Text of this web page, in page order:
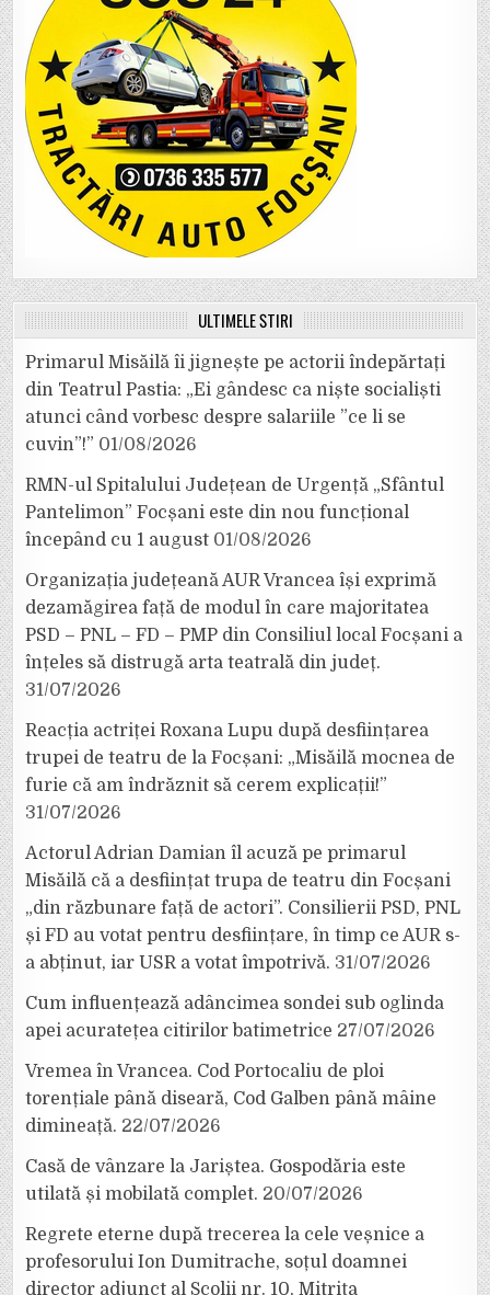
ULTIMELE ȘTIRI
Primarul Misăilă îi jignește pe actorii îndepărtați
din Teatrul Pastia: „Ei gândesc ca niște socialiști
atunci când vorbesc despre salariile ”ce li se
cuvin”!” 01/08/2026
RMN-ul Spitalului Județean de Urgență „Sfântul
Pantelimon” Focșani este din nou funcțional
începând cu 1 august 01/08/2026
Organizația județeană AUR Vrancea își exprimă
dezamăgirea față de modul în care majoritatea
PSD – PNL – FD – PMP din Consiliul local Focșani a
înțeles să distrugă arta teatrală din județ.
31/07/2026
Reacția actriței Roxana Lupu după desființarea
trupei de teatru de la Focșani: „Misăilă mocnea de
furie că am îndrăznit să cerem explicații!”
31/07/2026
Actorul Adrian Damian îl acuză pe primarul
Misăilă că a desființat trupa de teatru din Focșani
„din răzbunare față de actori”. Consilierii PSD, PNL
și FD au votat pentru desființare, în timp ce AUR s-
a abținut, iar USR a votat împotrivă. 31/07/2026
Cum influențează adâncimea sondei sub oglinda
apei acuratețea citirilor batimetrice 27/07/2026
Vremea în Vrancea. Cod Portocaliu de ploi
torențiale până diseară, Cod Galben până mâine
dimineață. 22/07/2026
Casă de vânzare la Jariștea. Gospodăria este
utilată și mobilată complet. 20/07/2026
Regrete eterne după trecerea la cele veșnice a
profesorului Ion Dumitrache, soțul doamnei
director adjunct al Școlii nr. 10, Mitrița